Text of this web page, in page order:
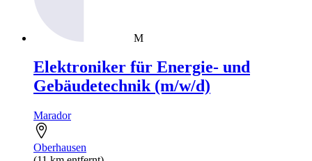
M
Elektroniker für Energie- und
Gebäudetechnik (m/w/d)
Marador
Oberhausen